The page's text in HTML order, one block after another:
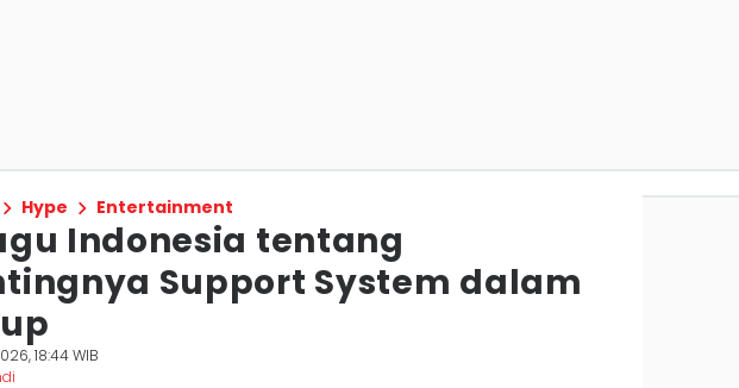
Hype Entertainment
Indonesia tentang
Support System dalam
18:44 WIB